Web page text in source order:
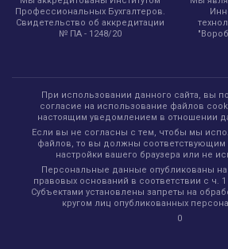
Профессиональных Бухгалтеров.
Свидетельство об аккредитации
№ ПА - 1248/20
При использовании данного сайта, вы
согласие на использование файлов
настоящим уведомлением в отношении
Если вы не согласны с тем, чтобы мы
файлов, то вы должны соответствующим
настройки вашего браузера или не
Персональные данные опубликованы на
правовых оснований в соответствии с ч. 1
Субъектами установлены запреты на
кругом лиц опубликованных
0